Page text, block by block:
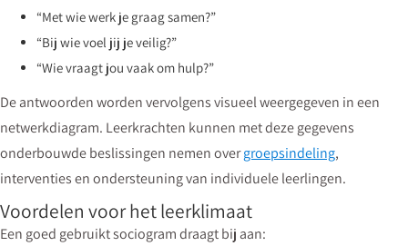
“Met wie werk je graag samen?”
“Bij wie voel jij je veilig?”
“Wie vraagt jou vaak om hulp?”
De antwoorden worden vervolgens visueel weergegeven in een
netwerkdiagram. Leerkrachten kunnen met deze gegevens
onderbouwde beslissingen nemen overgroepsindeling,
interventies en ondersteuning van individuele leerlingen.
Voordelen voor het leerklimaat
Een goed gebruikt sociogram draagt bij aan: